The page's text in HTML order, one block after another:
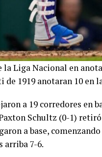
Liga Nacional en
1919 anotaran 10 en
a 19 corredores en
Schultz (0-1)
a base,
arriba 7-6.